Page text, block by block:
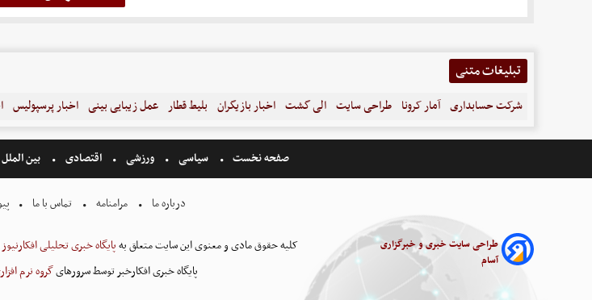
تبلیغات متنی
شرکت حسابداری آمار کرونا طراحی سایت الی گشت اخبار بازیگران بلیط قطار عمل زیبایی بینی اخبار پرسپولیس
صفحه نخست سیاسی ورزشی اقتصادی بین الملل
درباره ما مرامنامه تماس با ما
طراحی سایت خبری و خبرگزاری
آسام
کلیه حقوق مادی و معنوی این سایت متعلق بهپایگاه خبری تحلیلی افکارنیوز
پایگاه خبری افکارخبر توسط سرورهایگروه نرم